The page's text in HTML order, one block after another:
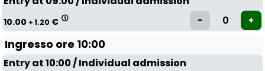
10.00 + 1.20 €
Ingresso ore 10:00
Entry at 10:00 / Individual admission